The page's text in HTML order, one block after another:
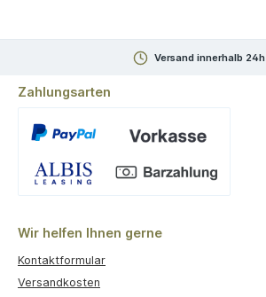
Versand innerhalb 24h
Zahlungsarten
Wir helfen Ihnen gerne
Kontaktformular
Versandkosten